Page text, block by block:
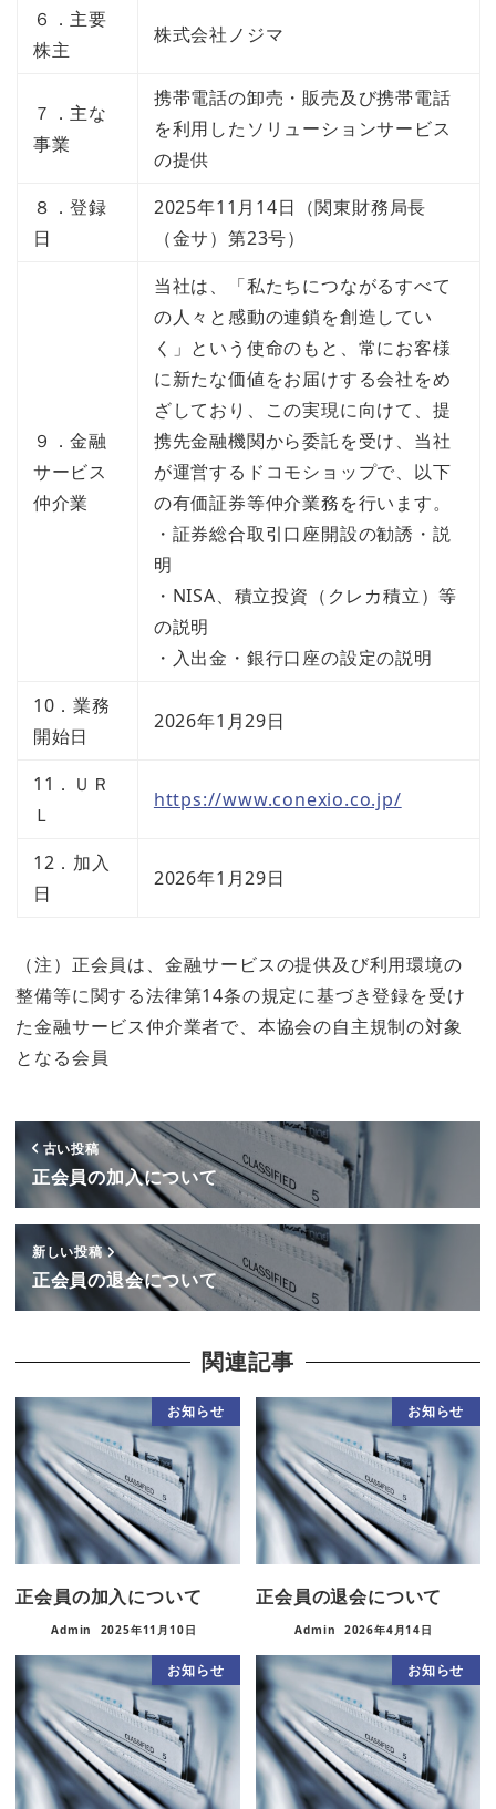
６．主要
株主
株式会社ノジマ
７．主な
事業
携帯電話の卸売・販売及び携帯電話
を利用したソリューションサービス
の提供
８．登録
日
2025年11月14日（関東財務局長
（金サ）第23号）
９．金融
サービス
仲介業
当社は、「私たちにつながるすべて
の人々と感動の連鎖を創造してい
く」という使命のもと、常にお客様
に新たな価値をお届けする会社をめ
ざしており、この実現に向けて、提
携先金融機関から委託を受け、当社
が運営するドコモショップで、以下
の有価証券等仲介業務を行います。
・証券総合取引口座開設の勧誘・説
明
・NISA、積立投資（クレカ積立）等
の説明
・入出金・銀行口座の設定の説明
10．業務
開始日
2026年1月29日
11．ＵＲ
Ｌ
https://www.conexio.co.jp/
12．加入
日
2026年1月29日
（注）正会員は、金融サービスの提供及び利用環境の
整備等に関する法律第14条の規定に基づき登録を受け
た金融サービス仲介業者で、本協会の自主規制の対象
となる会員
古い投稿
正会員の加入について
新しい投稿
正会員の退会について
関連記事
お知らせ
正会員の加入について
Admin 2025年11月10日
お知らせ
正会員の退会について
Admin 2026年4月14日
お知らせ お知らせ